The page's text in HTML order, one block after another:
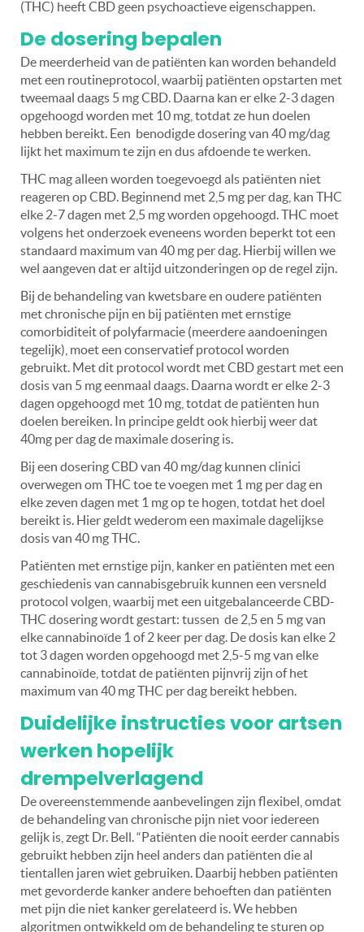
(THC) heeft CBD geen psychoactieve eigenschappen.
De dosering bepalen
De meerderheid van de patiënten kan worden behandeld
met een routineprotocol, waarbij patiënten opstarten met
tweemaal daags 5 mg CBD. Daarna kan er elke 2-3 dagen
opgehoogd worden met 10 mg, totdat ze hun doelen
hebben bereikt. Een benodigde dosering van 40 mg/dag
lijkt het maximum te zijn en dus afdoende te werken.
THC mag alleen worden toegevoegd als patiënten niet
reageren op CBD. Beginnend met 2,5 mg per dag, kan THC
elke 2-7 dagen met 2,5 mg worden opgehoogd. THC moet
volgens het onderzoek eveneens worden beperkt tot een
standaard maximum van 40 mg per dag. Hierbij willen we
wel aangeven dat er altijd uitzonderingen op de regel zijn.
Bij de behandeling van kwetsbare en oudere patiënten
met chronische pijn en bij patiënten met ernstige
comorbiditeit of polyfarmacie (meerdere aandoeningen
tegelijk), moet een conservatief protocol worden
gebruikt. Met dit protocol wordt met CBD gestart met een
dosis van 5 mg eenmaal daags. Daarna wordt er elke 2-3
dagen opgehoogd met 10 mg, totdat de patiënten hun
doelen bereiken. In principe geldt ook hierbij weer dat
40mg per dag de maximale dosering is.
Bij een dosering CBD van 40 mg/dag kunnen clinici
overwegen om THC toe te voegen met 1 mg per dag en
elke zeven dagen met 1 mg op te hogen, totdat het doel
bereikt is. Hier geldt wederom een maximale dagelijkse
dosis van 40 mg THC.
Patiënten met ernstige pijn, kanker en patiënten met een
geschiedenis van cannabisgebruik kunnen een versneld
protocol volgen, waarbij met een uitgebalanceerde CBD-
THC dosering wordt gestart: tussen de 2,5 en 5 mg van
elke cannabinoïde 1 of 2 keer per dag. De dosis kan elke 2
tot 3 dagen worden opgehoogd met 2,5-5 mg van elke
cannabinoïde, totdat de patiënten pijnvrij zijn of het
maximum van 40 mg THC per dag bereikt hebben.
Duidelijke instructies voor artsen
werken hopelijk
drempelverlagend
De overeenstemmende aanbevelingen zijn flexibel, omdat
de behandeling van chronische pijn niet voor iedereen
gelijk is, zegt Dr. Bell.“Patiënten die nooit eerder cannabis
gebruikt hebben zijn heel anders dan patiënten die al
tientallen jaren wiet gebruiken. Daarbij hebben patiënten
met gevorderde kanker andere behoeften dan patiënten
met pijn die niet kanker gerelateerd is. We hebben
algoritmen ontwikkeld om de behandeling te sturen op